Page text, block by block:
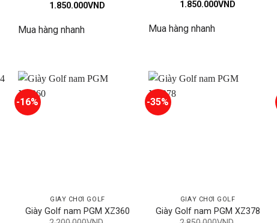
1.850.000VND
Mua hàng nhanh
Giá
2.850.000VND.
1.850.000VND
Mua hàng nhanh
-16%
GIÀY CHƠI GOLF
Giày Golf nam PGM XZ360
-35%
GIÀY CHƠI GOLF
Giày Golf nam PGM XZ378